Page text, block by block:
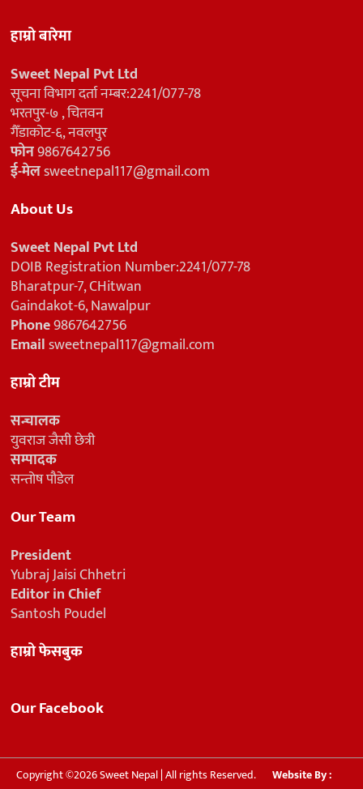
हाम्रो बारेमा
Sweet Nepal Pvt Ltd
सूचना विभाग दर्ता नम्बर:2241/077-78
भरतपुर-७ , चितवन
गैँडाकोट-६, नवलपुर
फोन9867642756
ई-मेलsweetnepal117@gmail.com
About Us
Sweet Nepal Pvt Ltd
DOIB Registration Number:2241/077-78
Bharatpur-7, CHitwan
Gaindakot-6, Nawalpur
Phone9867642756
Emailsweetnepal117@gmail.com
हाम्रो टीम
सन्चालक
युवराज जैसी छेत्री
सम्पादक
सन्तोष पौडेल
Our Team
President
Yubraj Jaisi Chhetri
Editor in Chief
Santosh Poudel
हाम्रो फेसबुक
Our Facebook
Copyright ©2026 Sweet Nepal | All rights Reserved. Website By :